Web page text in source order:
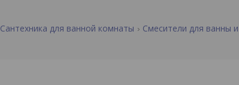
Сантехника для ванной комнаты Смесители для ванны